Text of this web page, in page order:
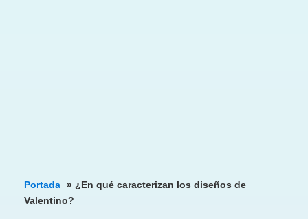
Portada » ¿En qué caracterizan los diseños de
Valentino?